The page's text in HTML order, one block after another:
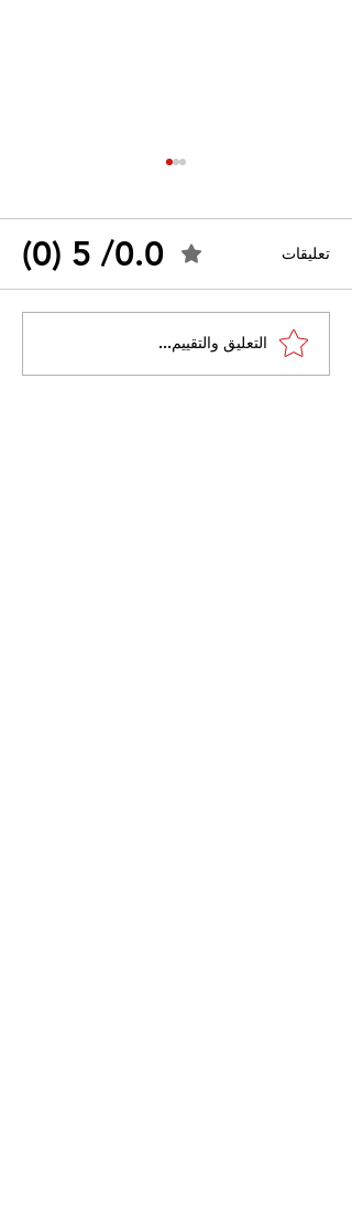
القضاء الإداري يقضي بحل
نقابة "كنابست"
تعليقات 0.0/ 5 (0)
التعليق والتقييم...